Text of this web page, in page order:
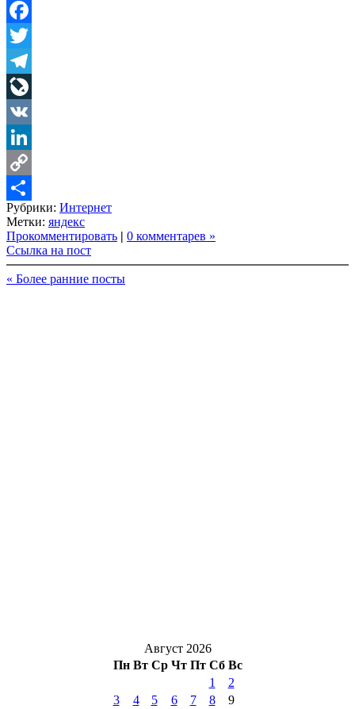
Facebook
Twitter
Telegram
LiveJournal
VK
LinkedIn
Copy
Link
Share
Рубрики: Интернет
Метки: яндекс
Прокомментировать | 0 комментарев »
Ссылка на пост
« Более ранние посты
Август 2026
Пн Вт Ср Чт Пт Сб Вс
1
2
3
4 5 6 7 8
9